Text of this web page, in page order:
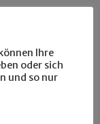
Ihre
oder sich
und so nur